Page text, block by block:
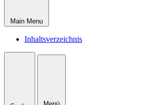
Main Menu
Inhaltsverzeichnis